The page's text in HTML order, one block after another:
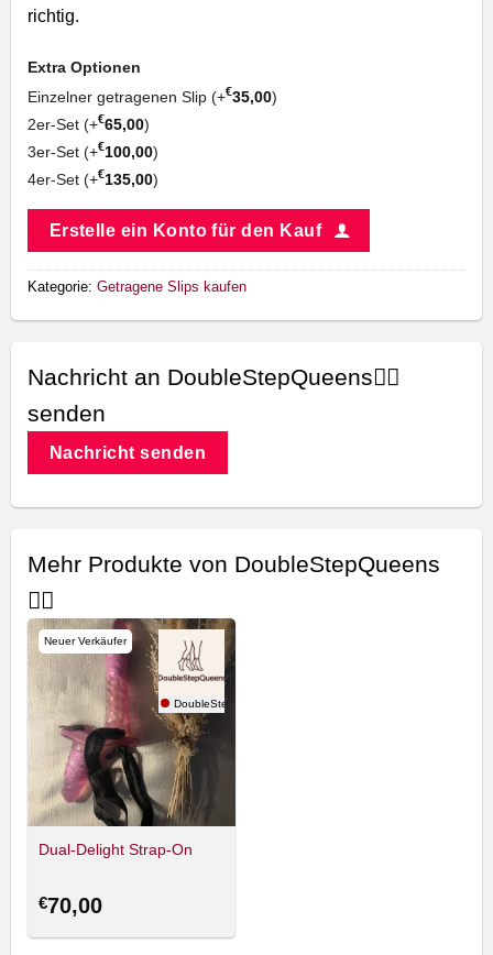
richtig.
Extra Optionen
Einzelner getragenen Slip (+€35,00)
2er-Set (+€65,00)
3er-Set (+€100,00)
4er-Set (+€135,00)
Erstelle ein Konto für den Kauf
Kategorie: Getragene Slips kaufen
Nachricht an DoubleStepQueens🏳️‍🌈
senden
Nachricht senden
Mehr Produkte von DoubleStepQueens
🏳️‍🌈
Neuer Verkäufer
DoubleStepQueens🏳️‍🌈
Dual-Delight Strap-On
€70,00